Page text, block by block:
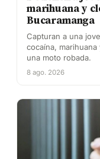
marihuana y
Bucaramanga
Capturan a una
cocaína,
una moto robada.
8 ago. 2026